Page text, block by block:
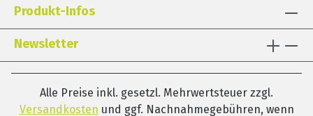
Produkt-Infos
Newsletter
Alle Preise inkl. gesetzl. Mehrwertsteuer zzgl.
Versandkosten und ggf. Nachnahmegebühren, wenn